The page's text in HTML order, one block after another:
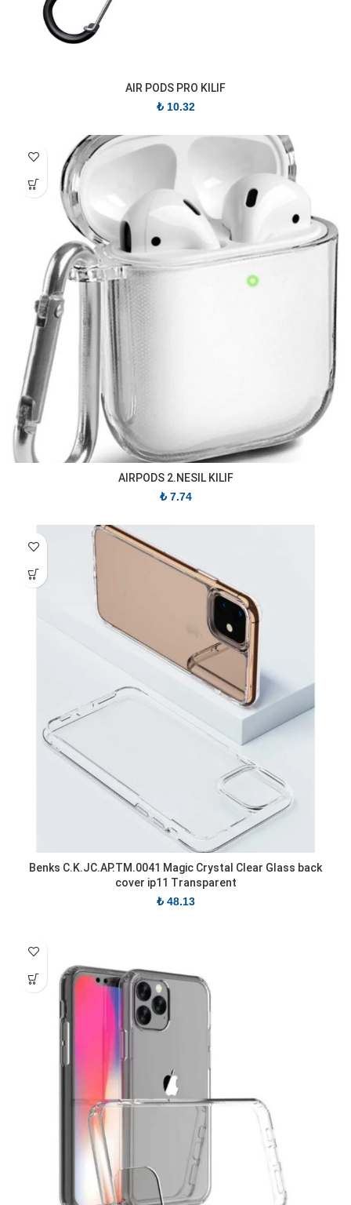
AIR PODS PRO KILIF
₺10.32
AIRPODS 2.NESIL KILIF
₺7.74
Benks C.K.JC.AP.TM.0041 Magic Crystal Clear Glass back
cover ip11 Transparent
₺48.13